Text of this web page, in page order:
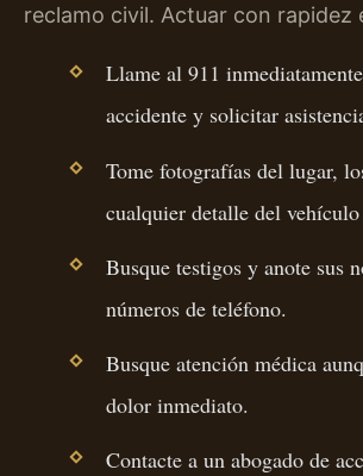
reclamo civil. Actuar con rapidez
Llame al 911
accidente y solicitar
Tome fotografías del lugar,
cualquier detalle del
Busque testigos y anote sus
números de teléfono.
Busque atención médica
dolor inmediato.
Contacte a un abogado de